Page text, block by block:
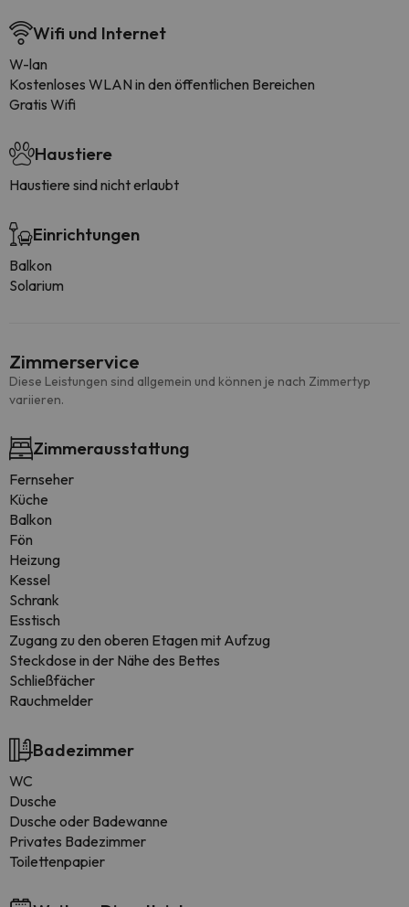
Wifi und Internet
W-lan
Kostenloses WLAN in den öffentlichen Bereichen
Gratis Wifi
Haustiere
Haustiere sind nicht erlaubt
Einrichtungen
Balkon
Solarium
Zimmerservice
Diese Leistungen sind allgemein und können je nach Zimmertyp
variieren.
Zimmerausstattung
Fernseher
Küche
Balkon
Fön
Heizung
Kessel
Schrank
Esstisch
Zugang zu den oberen Etagen mit Aufzug
Steckdose in der Nähe des Bettes
Schließfächer
Rauchmelder
Badezimmer
WC
Dusche
Dusche oder Badewanne
Privates Badezimmer
Toilettenpapier